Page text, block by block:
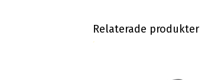
Relaterade produkter